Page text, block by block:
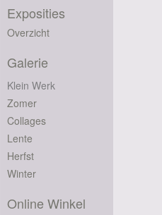
Exposities
Overzicht
Galerie
Klein Werk
Zomer
Collages
Lente
Herfst
Winter
Online Winkel